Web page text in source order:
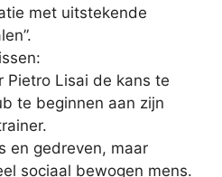
met uitstekende
Pietro Lisai de kans te
te beginnen aan zijn
en gedreven, maar
sociaal bewogen mens.